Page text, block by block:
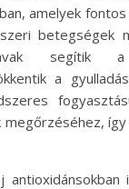
amelyek
betegségek
segítik a
a
megőrzéséhez,
antioxidánsokban